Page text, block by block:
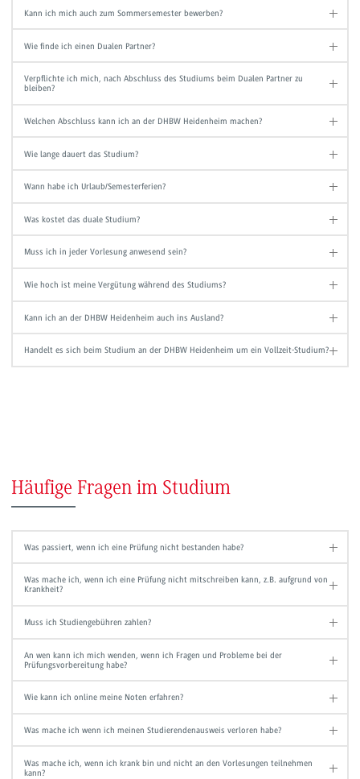
Kann ich mich auch zum Sommersemester bewerben?
Wie finde ich einen Dualen Partner?
Verpflichte ich mich, nach Abschluss des Studiums beim Dualen Partner zu
bleiben?
Welchen Abschluss kann ich an der DHBW Heidenheim machen?
Wie lange dauert das Studium?
Wann habe ich Urlaub/Semesterferien?
Was kostet das duale Studium?
Muss ich in jeder Vorlesung anwesend sein?
Wie hoch ist meine Vergütung während des Studiums?
Kann ich an der DHBW Heidenheim auch ins Ausland?
Handelt es sich beim Studium an der DHBW Heidenheim um ein Vollzeit-Studium?
Häufige Fragen im Studium
Was passiert, wenn ich eine Prüfung nicht bestanden habe?
Was mache ich, wenn ich eine Prüfung nicht mitschreiben kann, z.B. aufgrund von
Krankheit?
Muss ich Studiengebühren zahlen?
An wen kann ich mich wenden, wenn ich Fragen und Probleme bei der
Prüfungsvorbereitung habe?
Wie kann ich online meine Noten erfahren?
Was mache ich wenn ich meinen Studierendenausweis verloren habe?
Was mache ich, wenn ich krank bin und nicht an den Vorlesungen teilnehmen
kann?